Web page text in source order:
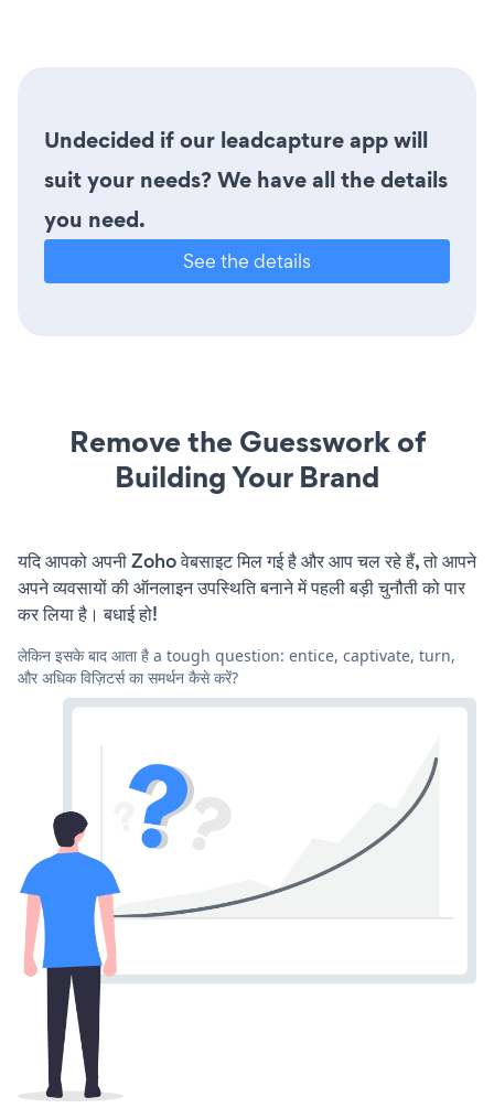
Undecided if our leadcapture app will
suit your needs? We have all the details
you need.
See the details
Remove the Guesswork of
Building Your Brand
यदि आपको अपनी Zoho वेबसाइट मिल गई है और आप चल रहे हैं, तो आपने
अपने व्यवसायों की ऑनलाइन उपस्थिति बनाने में पहली बड़ी चुनौती को पार
कर लिया है। बधाई हो!
लेकिन इसके बाद आता है a tough question: entice, captivate, turn,
और अधिक विज़िटर्स का समर्थन कैसे करें?